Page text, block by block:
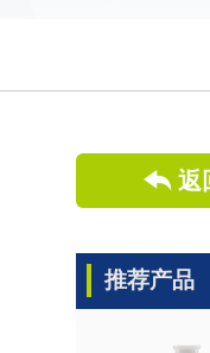
返
推荐产品